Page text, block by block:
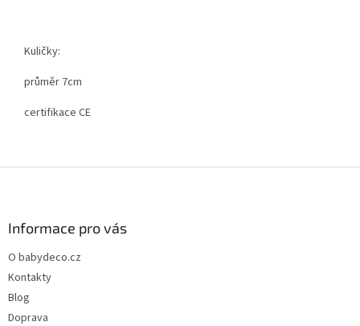
Kuličky:
průměr 7cm
certifikace CE
Informace pro vás
O babydeco.cz
Kontakty
Blog
Doprava